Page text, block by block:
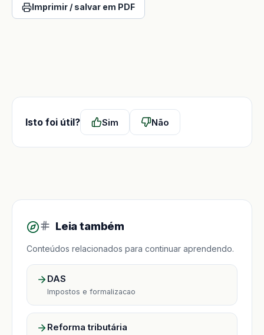
Imprimir / salvar em PDF
Isto foi útil? Sim Não
Leia também
Conteúdos relacionados para continuar aprendendo.
DAS
Impostos e formalizacao
Reforma tributária